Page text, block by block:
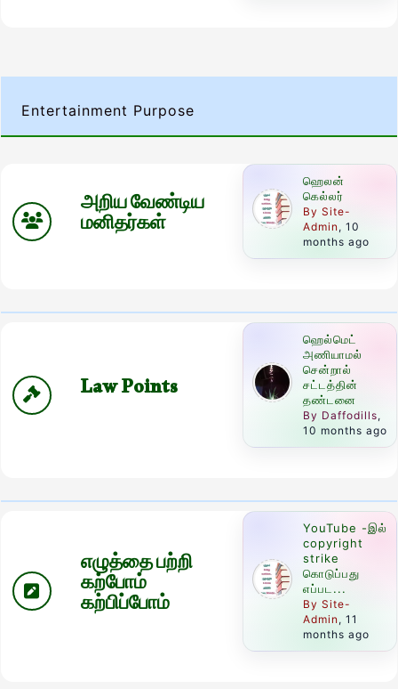
Entertainment Purpose
அறிய வேண்டிய
மனிதர்கள்
ஹெலன்
கெல்லர்
By Site-
Admin, 10
months ago
Law Points
ஹெல்மெட்
அணியாமல்
சென்றால்
சட்டத்தின்
தண்டனை
By Daffodills,
10 months ago
எழுத்தை பற்றி
கற்போம்
கற்பிப்போம்
YouTube -இல்
copyright
strike
கொடுப்பது
எப்பட...
By Site-
Admin, 11
months ago